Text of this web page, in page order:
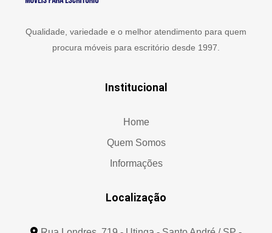
Qualidade, variedade e o melhor atendimento para quem
procura móveis para escritório desde 1997.
Institucional
Home
Quem Somos
Informações
Localização